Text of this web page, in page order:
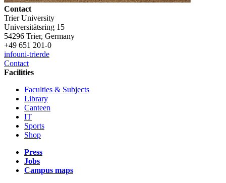
Contact
Trier University
Universitätsring 15
54296 Trier, Germany
+49 651 201-0
infouni-trierde
Contact
Facilities
Faculties & Subjects
Library
Canteen
IT
Sports
Shop
Press
Jobs
Campus maps